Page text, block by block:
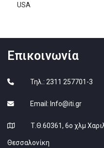
USA
Επικοινωνία
Τηλ.: 2311 257701-3
Email: Info@iti.gr
Τ.Θ.60361, 6ο χλμ
Θεσσαλονίκη